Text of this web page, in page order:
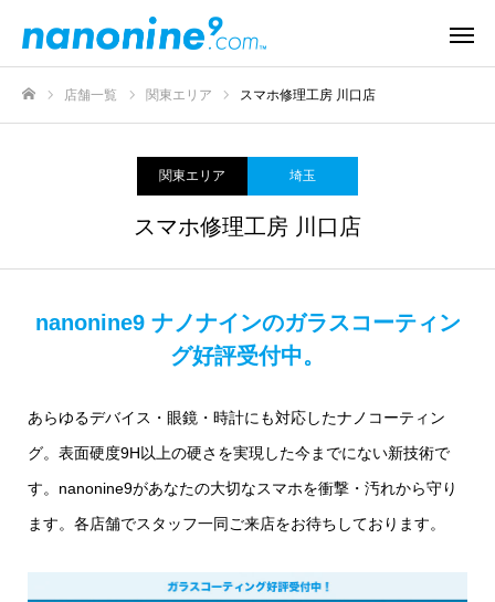
店舗一覧 関東エリア スマホ修理工房 川口店
関東エリア 埼玉
スマホ修理工房 川口店
nanonine9 ナノナインのガラスコーティン
グ好評受付中。
あらゆるデバイス・眼鏡・時計にも対応したナノコーティン
グ。表面硬度9H以上の硬さを実現した今までにない新技術で
す。nanonine9があなたの大切なスマホを衝撃・汚れから守り
ます。各店舗でスタッフ一同ご来店をお待ちしております。